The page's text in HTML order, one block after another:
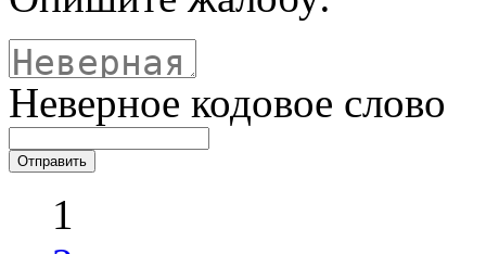
Неверное кодовое слово
1